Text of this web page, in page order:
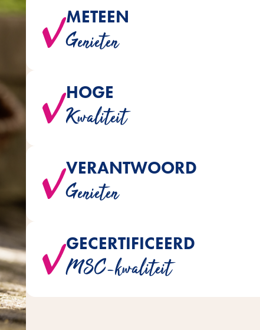
METEEN
Genieten
Deze verfijnde menu's in heerlijke saus of delicate gelei
HOGE
Kwaliteit
-varianten zijn perfect afgestemd op de voedingsbehoeften
VERANTWOORD
Genieten
Alle Vitakraft® Poésie®-varianten worden bereid met
toegevoegde suikers, kunstmatige kleurstoffen of
GECERTIFICEERD
MSC-kwaliteit
Voor alle visvarianten wordt uitsluitend MSC-